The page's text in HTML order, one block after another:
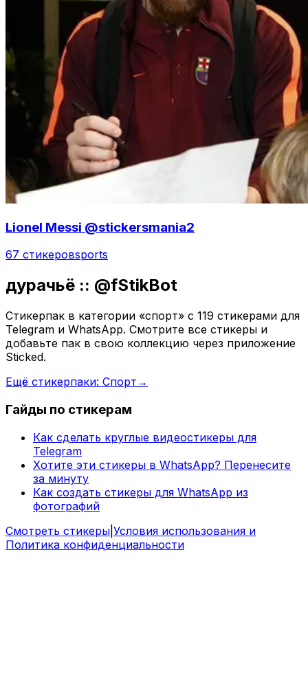
Lionel Messi @stickersmania2
67 стикеровsports
дурачьё :: @fStikBot
Стикерпак в категории «спорт» с 119 стикерами для
Telegram и WhatsApp. Смотрите все стикеры и
добавьте пак в свою коллекцию через приложение
Sticked.
Ещё стикерпаки: Спорт →
Гайды по стикерам
Как сделать круглые видеостикеры для
Telegram
Хотите эти стикеры в WhatsApp? Перенесите
за минуту
Как создать стикеры для WhatsApp из
фотографий
Смотреть стикеры Условия использования и
Политика конфиденциальности